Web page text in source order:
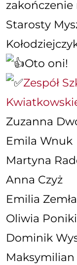
Starosty
Oto oni!
Zespół
Zuzanna
Emila Wnuk
Martyna
Anna Czyż
Emilia Zemła
Oliwia
Dominik
Maksymilian